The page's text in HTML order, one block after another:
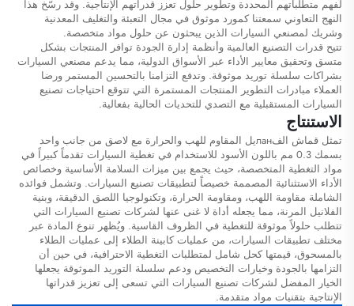
لفهم متطلباتهم المحددة وتطوير حلول تعزز قدراتهم الإنتاجية. وقد رسّخ هذا
النهج التعاوني سمعتنا كمورد موثوق في مجال التعبئة والتغليف المعدنية
وشريك لمصنعي السيارات الذين يبحثون عن حلول مواد متخصصة.
تتيح قدرات التصنيع العالمية وأنظمة إدارة الجودة توافر المنتجات بشكل
متسق وتحقيق معايير الأداء عبر الأسواق الدولية، مما يدعم مصنعي السيارات
بشراكات سلسلة توريد موثوقة. وتدفع التزامنا بالتحسين المستمر ورضا
العملاء مبادرات التطوير المنتجات المستمرة التي تتوقع احتياجات تصنيع
السيارات المستقبلية مع التصدي للتحديات الحالية بفعالية.
الاستنتاج
تمثل قماش الفланيل المقاوم للهب والحرارة مع لاصق من جانب واحد
بسمك 0.3 مم باللون الأسود للاستخدام في تغطية السيارات تقدماً كبيراً في
مواد التغطية المتخصصة، حيث يجمع بين ميزات السلامة الأساسية وخصائص
الأداء الاستثنائية المصممة خصيصاً لتطبيقات تصنيع السيارات. وتشمل فوائده
الشاملة مقاومة اللهب، ومقاومة الحرارة، وتكنولوجيا اللصق الدقيقة، وبنية
الفلانيل المرنة، مما يجعله أداة لا غنى عنها لشركات تصنيع السيارات التي
تتطلب حلولاً موثوقة للتغطية في الظروف القاسية. ويُظهر تنوع المادة عبر
مختلف تطبيقات السيارات، من عمليات كابينة الطلاء إلى عمليات الطلاء
بالمسحوق، قيمتها كحل شامل لمتطلبات التغطية الاحترافية، في حين أن
التزامها بالجودة وخيارات التخصيص ودعم سلسلة التوريد الموثوقة يجعلها
الخيار المفضل لشركات تصنيع السيارات التي تسعى إلى تعزيز قدراتها
الإنتاجية بتقنيات مواد متقدمة.